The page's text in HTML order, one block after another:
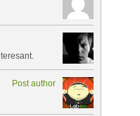
Post author